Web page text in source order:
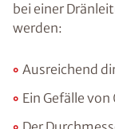
bei einer
werden:
Ausreichend
Ein Gefälle